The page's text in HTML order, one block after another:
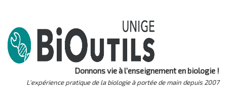
Donnons vie à l'enseignement en biologie !
L'expérience pratique de la biologie à portée de main depuis 2007